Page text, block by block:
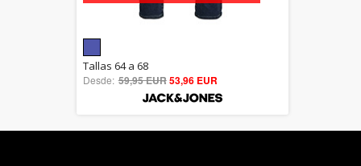
out of 5
Tallas 64 a 68
Desde: 59,95 EUR53,96 EUR